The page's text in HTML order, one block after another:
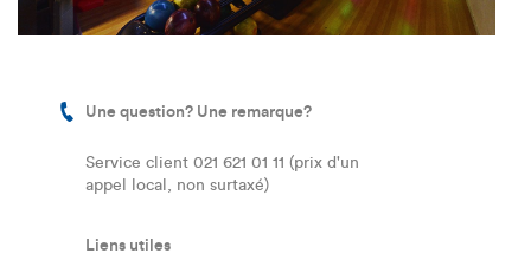
Une question? Une remarque?
Service client 021 621 01 11 (prix d'un
appel local, non surtaxé)
Liens utiles